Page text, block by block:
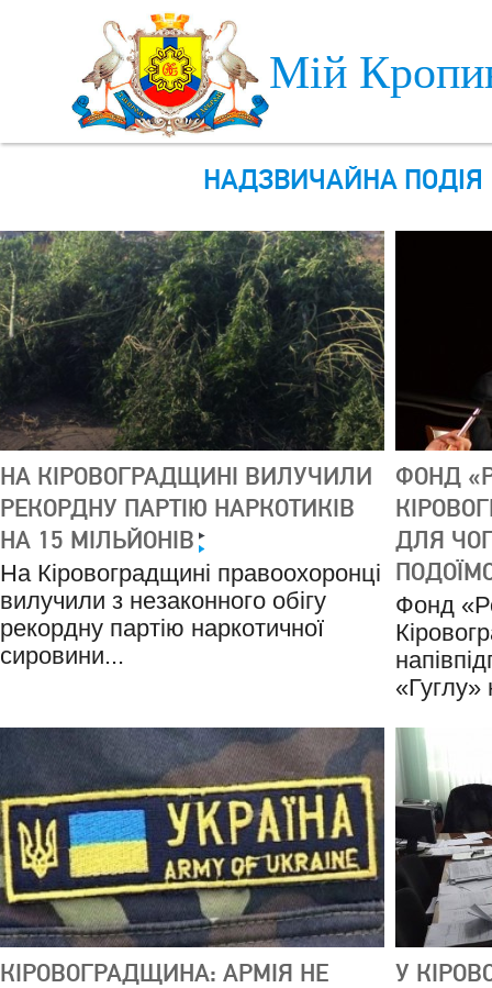
Мій
НАДЗВИЧАЙНА ПОДІЯ
НА КІРОВОГРАДЩИНІ ВИЛУЧИЛИ
РЕКОРДНУ ПАРТІЮ НАРКОТИКІВ
НА 15 МІЛЬЙОНІВ
На Кіровоградщині правоохоронці
вилучили з незаконного обігу
рекордну партію наркотичної
сировини...
ФОНД
ДЛЯ
Фонд
«Гуглу»
КІРОВОГРАДЩИНА: АРМІЯ НЕ
У